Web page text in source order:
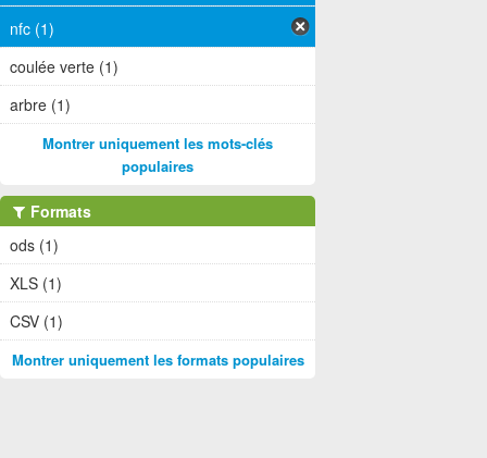
nfc (1)
coulée verte (1)
arbre (1)
Montrer uniquement les mots-clés
populaires
Formats
ods (1)
XLS (1)
CSV (1)
Montrer uniquement les formats populaires